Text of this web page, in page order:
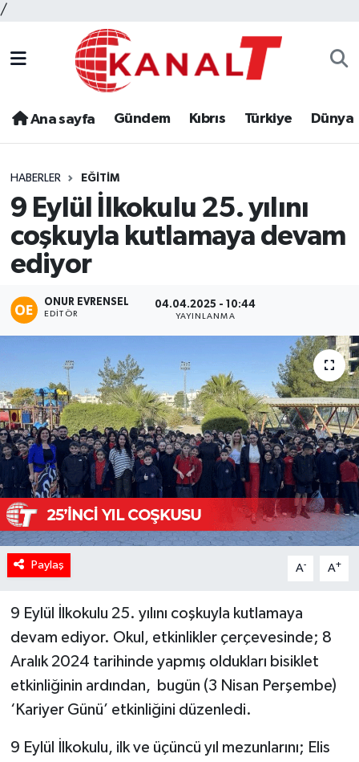
/
Ana sayfa Gündem Kıbrıs Türkiye Dünya
HABERLER EĞITIM
9 Eylül İlkokulu 25. yılını
coşkuyla kutlamaya devam
ediyor
ONUR EVRENSEL
EDITÖR
04.04.2025 - 10:44
YAYINLANMA
Paylaş A- A+
9 Eylül İlkokulu 25. yılını coşkuyla kutlamaya
devam ediyor. Okul, etkinlikler çerçevesinde; 8
Aralık 2024 tarihinde yapmış oldukları bisiklet
etkinliğinin ardından, bugün (3 Nisan Perşembe)
‘Kariyer Günü’ etkinliğini düzenledi.
9 Eylül İlkokulu, ilk ve üçüncü yıl mezunlarını; Elis